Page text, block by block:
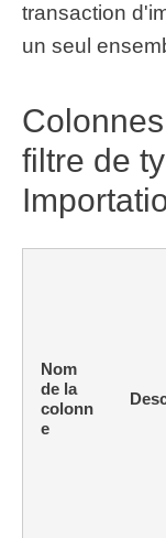
transaction
un seul
filtre de
Nom
de la
colonn
e